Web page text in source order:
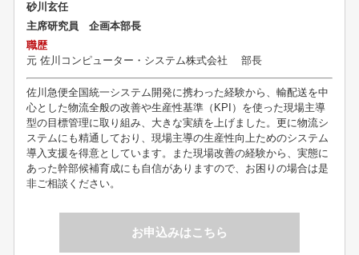
砂川玄任
主席研究員 企画本部長
職歴
元 佐川コンピューター・システム株式会社 部長
佐川急便全国統一システム開発に携わった経験から、輸配送を中
心とした物流全般の改善や生産性基準（KPI）を使った現場主導
型の目標管理に取り組み、大きな実績を上げました。更に物流シ
ステムにも精通しており、現場主導の生産性向上ためのシステム
導入支援を得意としています。また現場改善の経験から、実態に
あった幹部候補育成にも自信がありますので、お困りの場合は是
非ご相談ください。
お申込みはこちら